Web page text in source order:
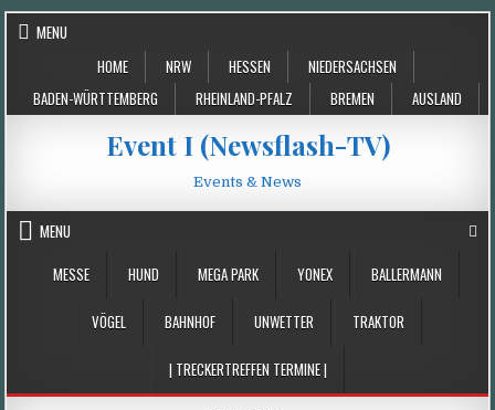
Skip
MENU
HOME
NRW HESSEN
NIEDERSACHSEN
BADEN-WÜRTTEMBERG
RHEINLAND-PFALZ BREMEN AUSLAND
Event I (Newsflash-TV)
Events & News
MENU
MESSE
HUND MEGA PARK YONEX BALLERMANN
VÖGEL BAHNHOF UNWETTER TRAKTOR
| TRECKERTREFFEN TERMINE |